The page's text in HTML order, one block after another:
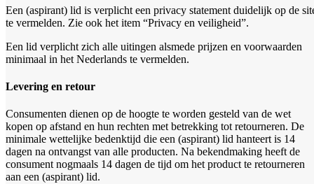
Een (aspirant) lid is verplicht een privacy statement duidelijk op de
te vermelden. Zie ook het item “Privacy en veiligheid”.
Een lid verplicht zich alle uitingen alsmede prijzen en voorwaarden
minimaal in het Nederlands te vermelden.
Levering en retour
Consumenten dienen op de hoogte te worden gesteld van de wet
kopen op afstand en hun rechten met betrekking tot retourneren. De
minimale wettelijke bedenktijd die een (aspirant) lid hanteert is 14
dagen na ontvangst van alle producten. Na bekendmaking heeft de
consument nogmaals 14 dagen de tijd om het product te retourneren
aan een (aspirant) lid.